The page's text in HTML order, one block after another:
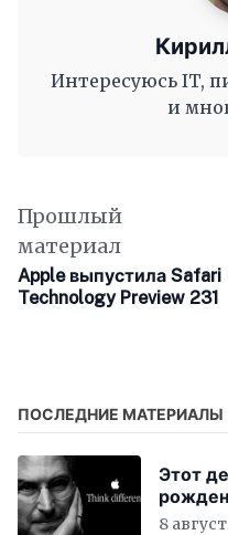
Интересуюсь IT,
и
Прошлый
материал
Apple выпустила Safari
Technology Preview 231
ПОСЛЕДНИЕ МАТЕРИАЛЫ
Этот
8